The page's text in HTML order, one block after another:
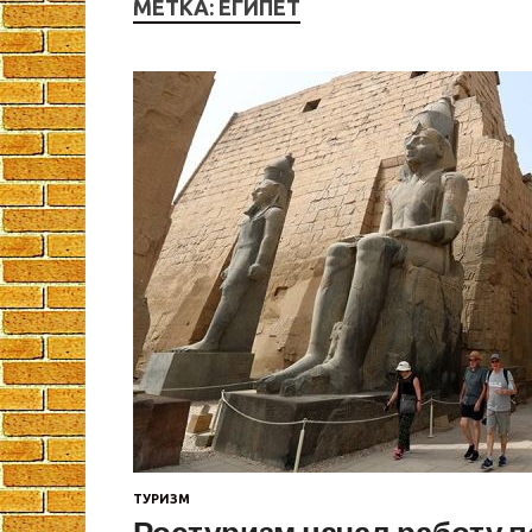
МЕТКА: ЕГИПЕТ
ТУРИЗМ